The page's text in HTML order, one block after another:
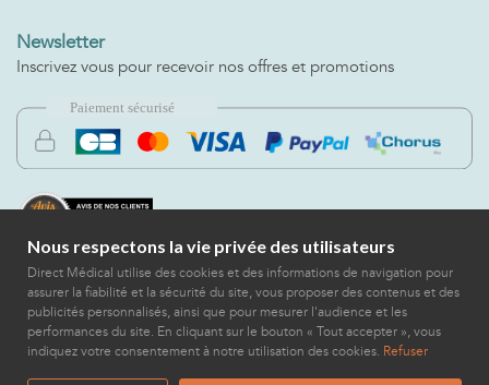
Newsletter
Inscrivez vous pour recevoir nos offres et promotions
2022 © DIRECT MEDICAL
Nous respectons la vie privée des utilisateurs
Direct Médical utilise des cookies et des informations de navigation pour
assurer la fiabilité et la sécurité du site, vous proposer des contenus et des
publicités personnalisés, ainsi que pour mesurer l'audience et les
performances du site. En cliquant sur le bouton « Tout accepter », vous
indiquez votre consentement à notre utilisation des cookies. Refuser